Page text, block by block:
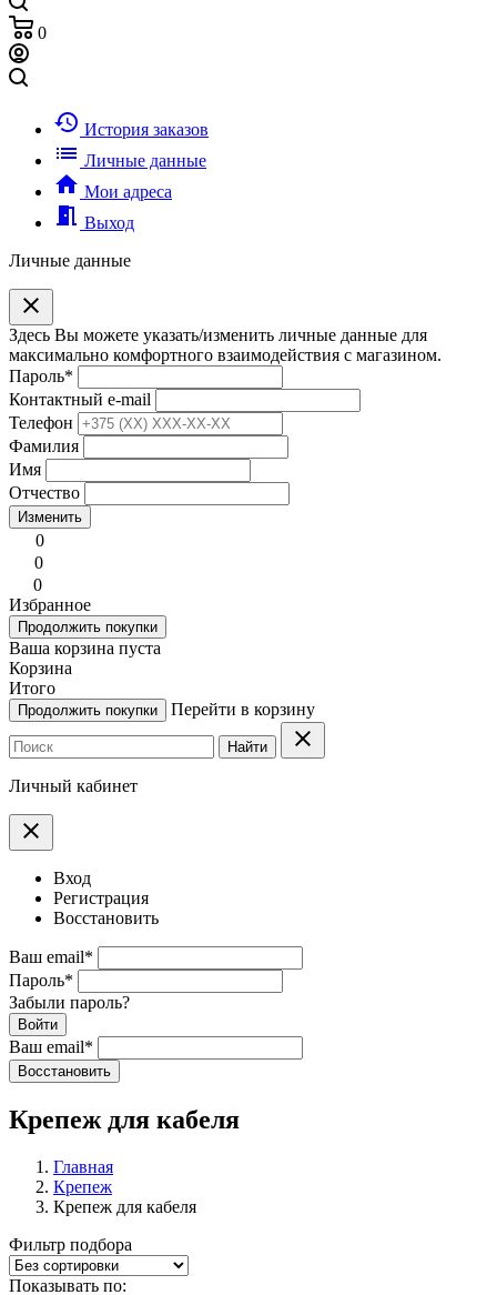
0
history История заказов
list Личные данные
home Мои адреса
meeting_room Выход
Личные данные
clear
Здесь Вы можете указать/изменить личные данные для
максимально комфортного взаимодействия с магазином.
Пароль*
Контактный e-mail
Телефон
Фамилия
Имя
Отчество
Изменить
0
0
0
Избранное
Продолжить покупки
Ваша корзина пуста
Корзина
Итого
Продолжить покупки Перейти в корзину
Найти clear
Личный кабинет
clear
Вход
Регистрация
Восстановить
Ваш email*
Пароль*
Забыли пароль?
Войти
Ваш email*
Воcстановить
Крепеж для кабеля
Главная
Крепеж
Крепеж для кабеля
Фильтр подбора
Показывать по: